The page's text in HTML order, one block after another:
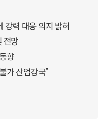
강력 대응 의지 밝혀
전망
향
가 산업강국”